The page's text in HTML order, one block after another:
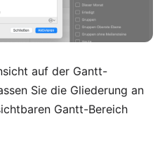
auf der Gantt-
Sie die Gliederung an
Gantt-Bereich